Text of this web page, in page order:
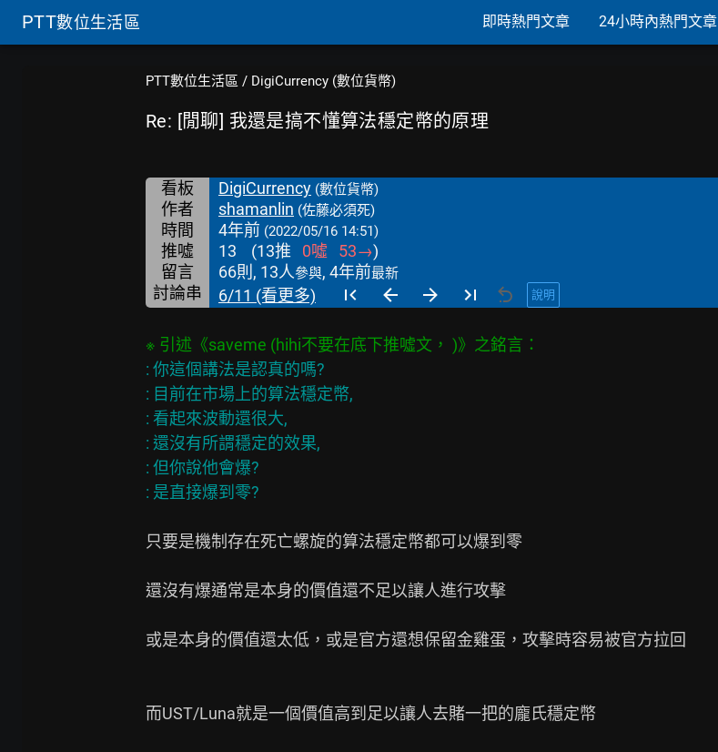
PTT數位生活區 即時熱門文章 24小時內熱門文章
PTT數位生活區 / DigiCurrency (數位貨幣)
Re: [閒聊] 我還是搞不懂算法穩定幣的原理
看板 DigiCurrency (數位貨幣)
作者 shamanlin (佐藤必須死)
時間 4年前 (2022/05/16 14:51)
推噓 13 (13推 0噓 53→)
留言
66則, 13人參與, 4年前最新
討論串 6/11 (看更多) 說明
: 你這個講法是認真的嗎?
: 目前在市場上的算法穩定幣,
: 看起來波動還很大,
: 還沒有所謂穩定的效果,
: 但你說他會爆?
只要是機制存在死亡螺旋的算法穩定幣都可以爆到零
還沒有爆通常是本身的價值還不足以讓人進行攻擊
或是本身的價值還太低，或是官方還想保留金雞蛋，攻擊時容易被官方拉回
而UST/Luna就是一個價值高到足以讓人去賭一把的龐氏穩定幣